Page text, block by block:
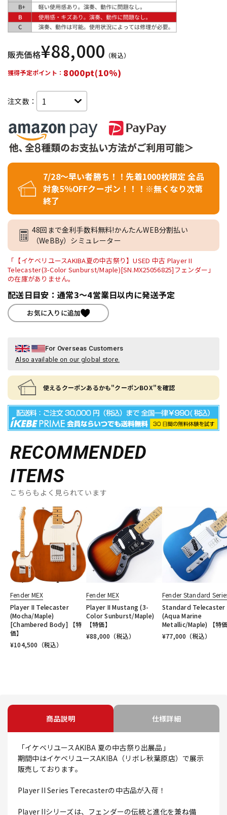
販売価格¥88,000 （税込）
獲得予定ポイント： 8000pt(10%)
注文数：
7/28～早い者勝ち！！先着1000枚限定 全品
対象5％OFFクーポン！！！※無くなり次第
終了
48回まで金利手数料無料!かんたんWEB分割払い
（WeBBy）シミュレーター
「【イケベリユースAKIBA夏の中古祭り】USED 中古 Player II
Telecaster(3-Color Sunburst/Maple)[SN.MX25056825]フェンダー」
の在庫がありません。
配送日目安：通常3～4営業日以内に発送予定
お気に入りに追加
For Overseas Customers
Also available on our global store.
使えるクーポンあるかも"クーポンBOX"を確認
RECOMMENDED
ITEMS
こちらもよく見られています
Fender MEX
Player II Telecaster
(Mocha/Maple)
[Chambered Body] 【特
価】
¥104,500 （税込）
Fender MEX
Player II Mustang (3-
Color Sunburst/Maple)
【特価】
¥88,000 （税込）
Fender Standard
Standard Telecaster
(Aqua Marine
Metallic/Maple) 【特
¥77,000 （税込）
商品説明 仕様詳細
「イケベリユースAKIBA 夏の中古祭り出展品」
期間中はイケベリユースAKIBA（リボレ秋葉原店）で展示
販売しております。
Player II Series Terecasterの中古品が入荷！
Player IIシリーズは、フェンダーの伝統と進化を兼ね備